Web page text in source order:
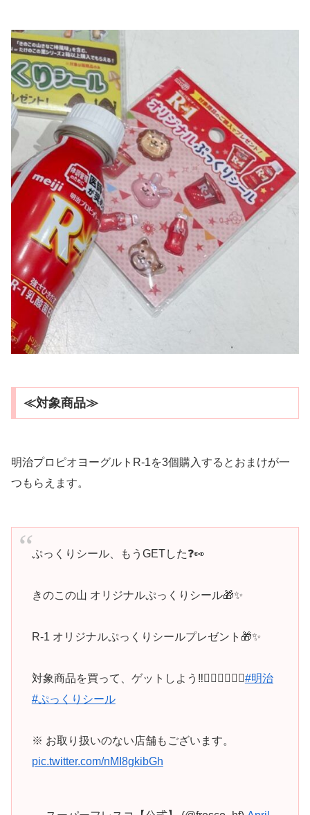
≪対象商品≫
明治プロピオヨーグルトR-1を3個購入するとおまけが一
つもらえます。
ぷっくりシール、もうGETした❓👀
きのこの山 オリジナルぷっくりシール🎁✨️
R-1 オリジナルぷっくりシールプレゼント🎁✨️
対象商品を買って、ゲットしよう‼️🏃‍♂️🏃‍♂️🏃‍♂️#明治
#ぷっくりシール
※ お取り扱いのない店舗もございます。
pic.twitter.com/nMI8gkibGh